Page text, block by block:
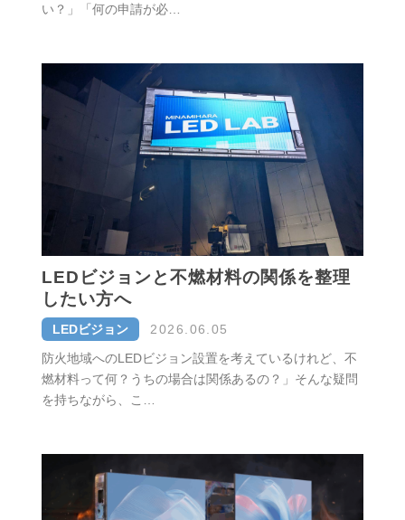
い？」「何の申請が必…
LEDビジョンと不燃材料の関係を整理
したい方へ
LEDビジョン
2026.06.05
防火地域へのLEDビジョン設置を考えているけれど、不
燃材料って何？うちの場合は関係あるの？」そんな疑問
を持ちながら、こ…